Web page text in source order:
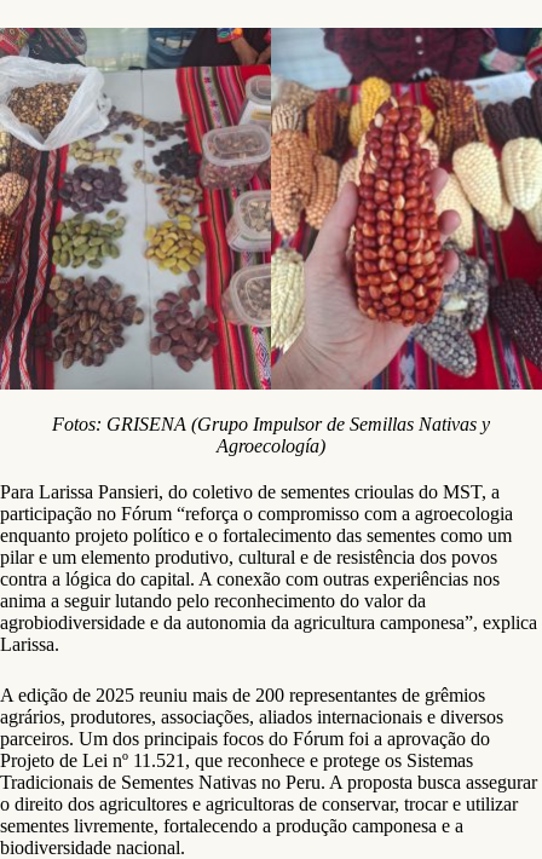
Fotos: GRISENA (Grupo Impulsor de Semillas Nativas y
Agroecología)
Para Larissa Pansieri, do coletivo de sementes crioulas do MST, a
participação no Fórum “reforça o compromisso com a agroecologia
enquanto projeto político e o fortalecimento das sementes como um
pilar e um elemento produtivo, cultural e de resistência dos povos
contra a lógica do capital. A conexão com outras experiências nos
anima a seguir lutando pelo reconhecimento do valor da
agrobiodiversidade e da autonomia da agricultura camponesa”, explica
Larissa.
A edição de 2025 reuniu mais de 200 representantes de grêmios
agrários, produtores, associações, aliados internacionais e diversos
parceiros. Um dos principais focos do Fórum foi a aprovação do
Projeto de Lei nº 11.521, que reconhece e protege os Sistemas
Tradicionais de Sementes Nativas no Peru. A proposta busca assegurar
o direito dos agricultores e agricultoras de conservar, trocar e utilizar
sementes livremente, fortalecendo a produção camponesa e a
biodiversidade nacional.